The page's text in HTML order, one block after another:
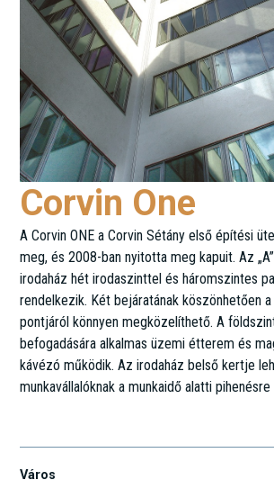
Corvin One
A Corvin ONE a Corvin Sétány első építési
meg, és 2008-ban nyitotta meg kapuit. Az
irodaház hét irodaszinttel és háromszintes
rendelkezik. Két bejáratának köszönhetően
pontjáról könnyen megközelíthető. A
befogadására alkalmas üzemi étterem és
kávézó működik. Az irodaház belső kertje
munkavállalóknak a munkaidő alatti
Város